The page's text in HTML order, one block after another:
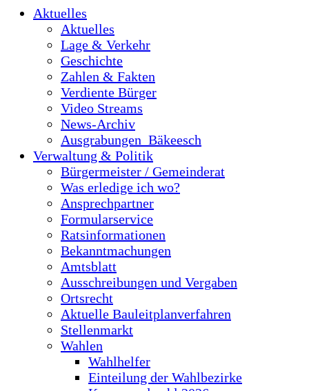
Aktuelles
Aktuelles
Lage & Verkehr
Geschichte
Zahlen & Fakten
Verdiente Bürger
Video Streams
News-Archiv
Ausgrabungen_Bäkeesch
Verwaltung & Politik
Bürgermeister / Gemeinderat
Was erledige ich wo?
Ansprechpartner
Formularservice
Ratsinformationen
Bekanntmachungen
Amtsblatt
Ausschreibungen und Vergaben
Ortsrecht
Aktuelle Bauleitplanverfahren
Stellenmarkt
Wahlen
Wahlhelfer
Einteilung der Wahlbezirke